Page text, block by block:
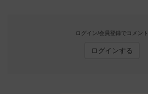
ログイン/会員登録でコメント
ログインする